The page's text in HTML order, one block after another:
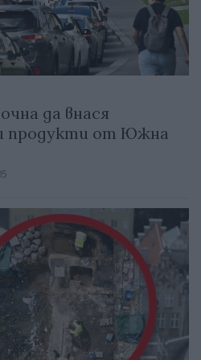
да внася
продукти от Южна